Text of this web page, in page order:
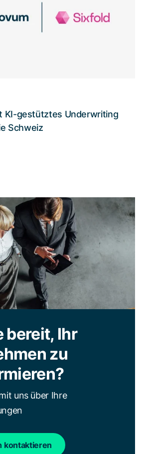
KI-gestütztes Underwriting
Schweiz
bereit, Ihr
zu
uns über Ihre
kontaktieren